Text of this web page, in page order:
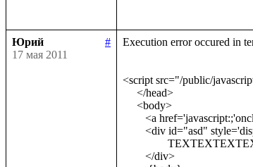
Юрий
#
17 мая 2011
Execution error occured in
<script src="/public/